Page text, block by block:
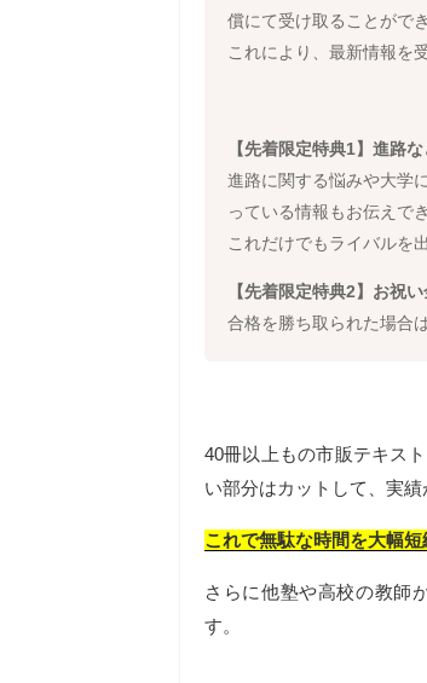
償にて受け取ることができ
これにより、最新情報を
【先着限定特典1】進路
進路に関する悩みや大学
っている情報もお伝えで
これだけでもライバルを
【先着限定特典2】お祝
合格を勝ち取られた場合
40冊以上もの市販テキス
い部分はカットして、実
これで無駄な時間を大幅
さらに他塾や高校の教師
す。